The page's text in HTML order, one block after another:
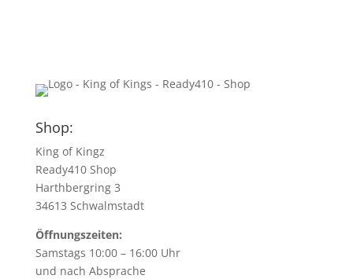
Shop:
King of Kingz
Ready410 Shop
Harthbergring 3
34613 Schwalmstadt
Öffnungszeiten:
Samstags 10:00 – 16:00 Uhr
und nach Absprache